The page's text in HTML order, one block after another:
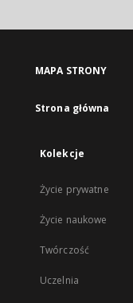
MAPA STRONY
Strona główna
Kolekcje
Życie prywatne
Życie naukowe
Twórczość
Uczelnia